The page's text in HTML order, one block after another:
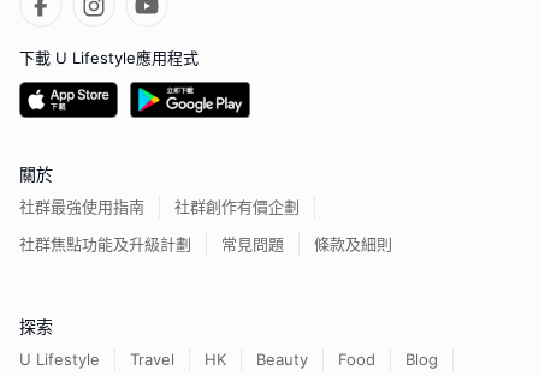
下載 U Lifestyle應用程式
關於
社群最強使用指南
社群創作有價企劃
社群焦點功能及升級計劃
常見問題 條款及細則
探索
U Lifestyle Travel HK Beauty Food Blog